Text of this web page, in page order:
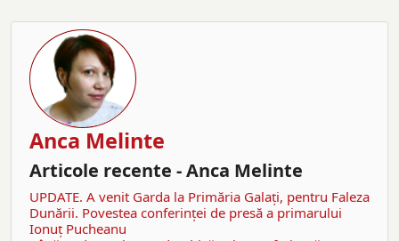
Anca Melinte
Articole recente - Anca Melinte
UPDATE. A venit Garda la Primăria Galaţi, pentru Faleza
Dunării. Povestea conferinţei de presă a primarului
Ionuţ Pucheanu